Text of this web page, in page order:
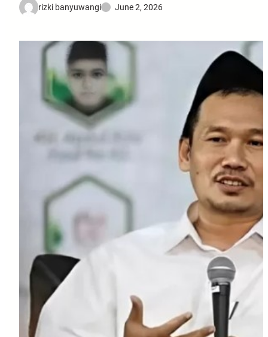
rizki banyuwangi June 2, 2026